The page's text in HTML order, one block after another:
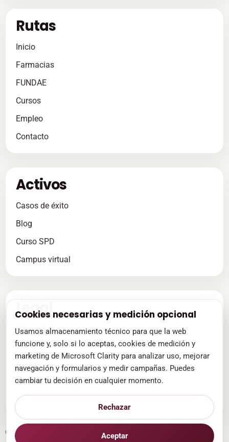
Rutas
Inicio
Farmacias
FUNDAE
Cursos
Empleo
Contacto
Activos
Casos de éxito
Blog
Curso SPD
Campus virtual
Legal
Privacidad
Términos
Anuncios
Gestión
Cookies
© 2026
Cookies necesarias y medición opcional
Usamos almacenamiento técnico para que la web
funcione y, solo si lo aceptas, cookies de medición y
marketing de Microsoft Clarity para analizar uso, mejorar
navegación y formularios y medir campañas. Puedes
cambiar tu decisión en cualquier momento.
Rechazar
Aceptar